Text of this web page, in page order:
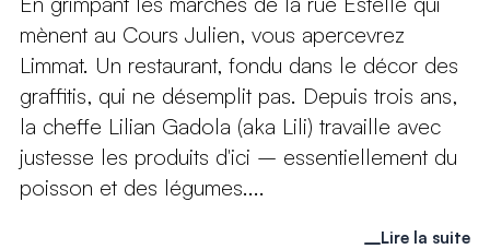
mènent au Cours Julien, vous apercevrez
Limmat. Un restaurant, fondu dans le décor des
graffitis, qui ne désemplit pas. Depuis trois ans,
la cheffe Lilian Gadola (aka Lili) travaille avec
justesse les produits d'ici – essentiellement du
poisson et des légumes....
Lire la suite